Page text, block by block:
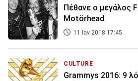
Πέθανε ο μεγάλος
Motörhead
11 Ιαν 2018 17:45
CULTURE
Grammys 2016: 9